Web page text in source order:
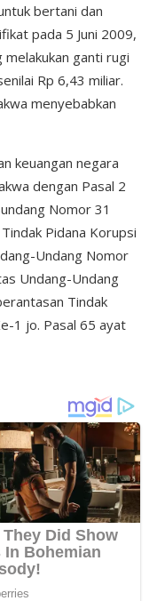
bertani dan
pada 5 Juni 2009,
ganti rugi
Rp 6,43 miliar.
menyebabkan
keuangan negara
dengan Pasal 2
Nomor 31
Pidana Korupsi
Undang Nomor
Undang-Undang
Tindak
1 jo. Pasal 65 ayat